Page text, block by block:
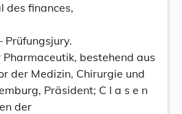
des finances,
bestehend aus
der Medizin, Chirurgie und
Präsident; C l a s e n
der